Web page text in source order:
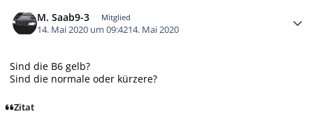
M. Saab9-3 Mitglied
14. Mai 2020 um 09:4214. Mai 2020
Sind die B6 gelb?
Sind die normale oder kürzere?
Zitat